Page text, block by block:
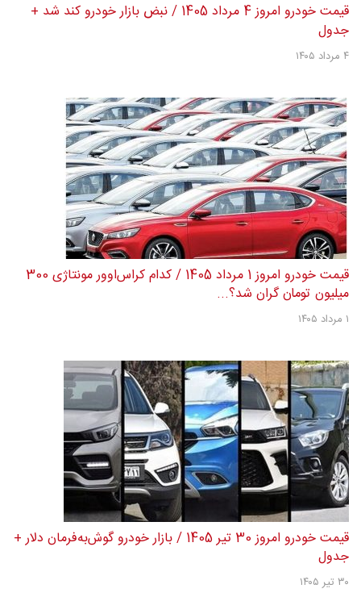
قیمت خودرو امروز 4 مرداد 1405 / نبض بازار خودرو کند شد +
جدول
۴ مرداد ۱۴۰۵
قیمت خودرو امروز 1 مرداد 1405 / کدام کراس‌اوور مونتاژی 300
میلیون تومان گران شد؟...
۱ مرداد ۱۴۰۵
قیمت خودرو امروز 30 تیر 1405 / بازار خودرو گوش‌به‌فرمان دلار +
جدول
۳۰ تیر ۱۴۰۵